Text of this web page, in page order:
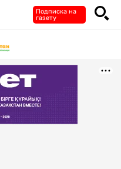
Подписка на
газету